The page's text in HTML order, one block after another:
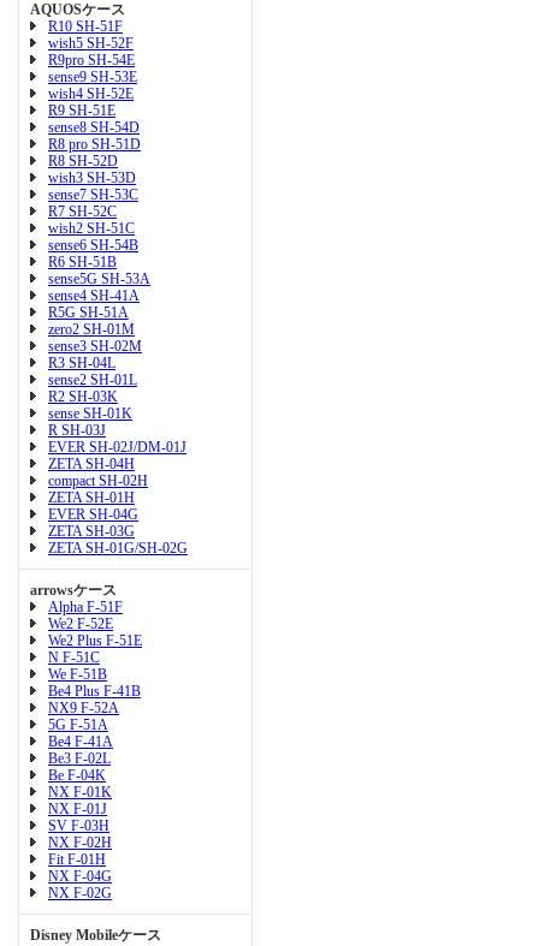
AQUOSケース
R10 SH-51F
wish5 SH-52F
R9pro SH-54E
sense9 SH-53E
wish4 SH-52E
R9 SH-51E
sense8 SH-54D
R8 pro SH-51D
R8 SH-52D
wish3 SH-53D
sense7 SH-53C
R7 SH-52C
wish2 SH-51C
sense6 SH-54B
R6 SH-51B
sense5G SH-53A
sense4 SH-41A
R5G SH-51A
zero2 SH-01M
sense3 SH-02M
R3 SH-04L
sense2 SH-01L
R2 SH-03K
sense SH-01K
R SH-03J
EVER SH-02J/DM-01J
ZETA SH-04H
compact SH-02H
ZETA SH-01H
EVER SH-04G
ZETA SH-03G
ZETA SH-01G/SH-02G
arrowsケース
Alpha F-51F
We2 F-52E
We2 Plus F-51E
N F-51C
We F-51B
Be4 Plus F-41B
NX9 F-52A
5G F-51A
Be4 F-41A
Be3 F-02L
Be F-04K
NX F-01K
NX F-01J
SV F-03H
NX F-02H
Fit F-01H
NX F-04G
NX F-02G
Disney Mobileケース